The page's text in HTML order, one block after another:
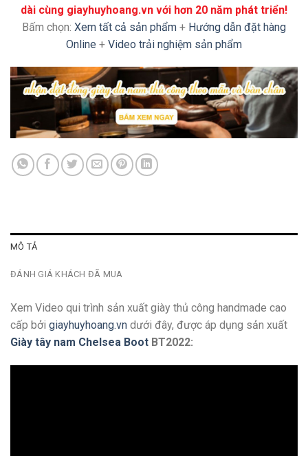
dài cùng giayhuyhoang.vn với hơn 20 năm phát triển!
Bấm chọn: Xem tất cả sản phẩm + Hướng dẫn đặt hàng
Online + Video trải nghiệm sản phẩm
MÔ TẢ
ĐÁNH GIÁ KHÁCH ĐÃ MUA
Xem Video qui trình sản xuất giày thủ công handmade cao
cấp bởi giayhuyhoang.vn dưới đây, được áp dụng sản xuất
Giày tây nam Chelsea Boot BT2022: